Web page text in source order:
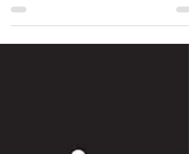
erfahrenen Babyboomern bis hin zur Generation